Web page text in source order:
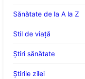
Sănătate de la A la Z
Stil de viaţă
Ştiri sănătate
Știrile zilei